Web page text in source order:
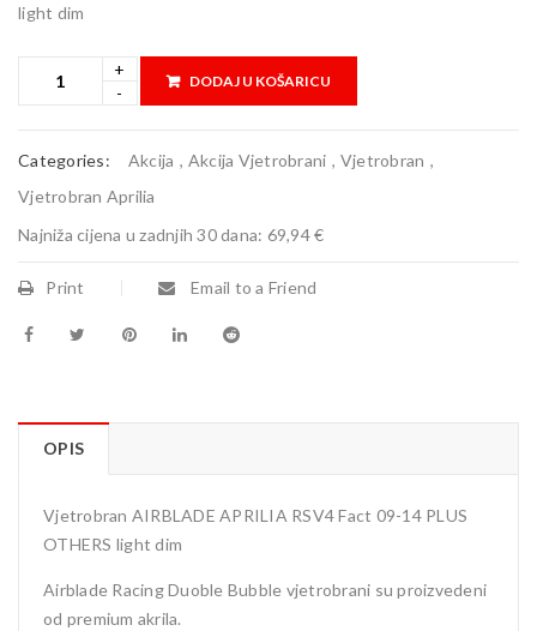
light dim
DODAJ U KOŠARICU
Categories: Akcija , Akcija Vjetrobrani , Vjetrobran ,
Vjetrobran Aprilia
Najniža cijena u zadnjih 30 dana: 69,94 €
Print Email to a Friend
OPIS
Vjetrobran AIRBLADE APRILIA RSV4 Fact 09-14 PLUS
OTHERS light dim
Airblade Racing Duoble Bubble vjetrobrani su proizvedeni
od premium akrila.